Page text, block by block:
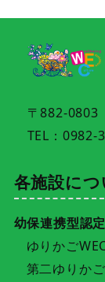
〒882-0803
TEL：0982-
各施設につ
幼保連携型認
ゆりかご
第二ゆりか